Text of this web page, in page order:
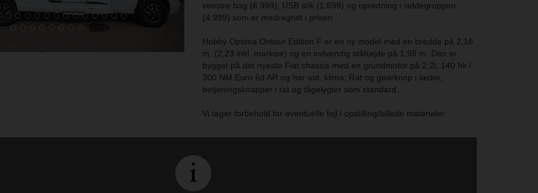
venstre bag (6.999), USB stik (1.699) og opredning i siddegruppen
(4.999) som er medregnet i prisen.
Hobby Optima Ontour Edition F er en ny model med en bredde på 2,16
m. (2,23 inkl. markise) og en indvendig ståhøjde på 1,98 m. Den er
bygget på det nyeste Fiat chassis med en grundmotor på 2,2l, 140 hk /
300 NM Euro 6d AR og har aut. klima, Rat og gearknop i læder,
betjeningsknapper i rat og tågelygter som standard.
Vi tager forbehold for eventuelle fejl i opstilling/billede materialer.